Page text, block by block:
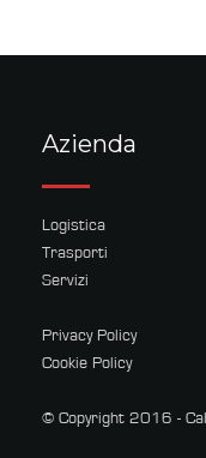
Azienda
Logistica
Trasporti
Servizi
Privacy Policy
Cookie Policy
© Copyright 2016 -